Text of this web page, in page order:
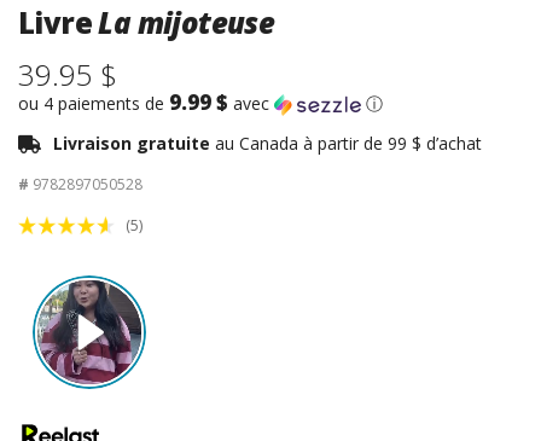
LivreLa mijoteuse
39.95 $
ou 4 paiements de 9.99 $ avec
ⓘ
Livraison gratuite au Canada à partir de 99 $ d’achat
# 9782897050528
(5)